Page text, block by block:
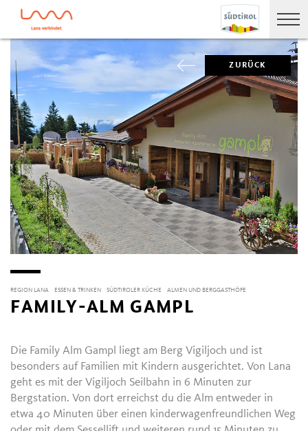
ZURÜCK
REGION LANA ESSEN & TRINKEN SÜDTIROLER KÜCHE ALMEN UND BERGGASTHÖFE
FAMILY-ALM GAMPL
Die Family Alm Gampl liegt am Berg Vigiljoch und ist
besonders auf Familien mit Kindern ausgerichtet. Von Lana
geht es mit der Vigiljoch Seilbahn in 6 Minuten zur
Bergstation. Von dort erreichst du die Alm entweder in
etwa 40 Minuten über einen kinderwagenfreundlichen Weg